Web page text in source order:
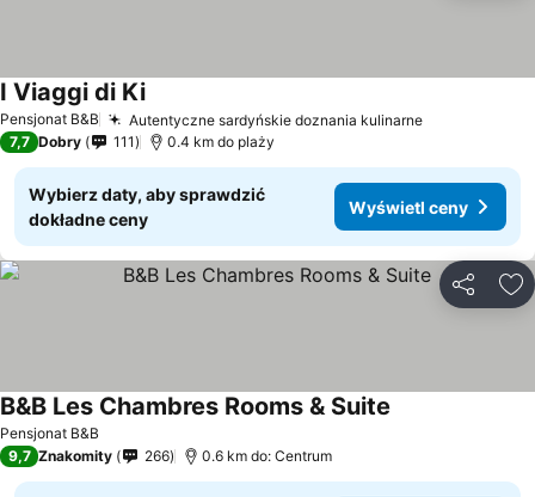
Pensjonat B&B Autentyczne sardyńskie doznania kulinarne
I Viaggi di Ki
7,7 Dobry 111 0.4 km do plaży
Wybierz daty, aby sprawdzić
dokładne ceny
Wyświetl ceny
Pensjonat B&B
B&B Les Chambres Rooms & Suite
9,7 Znakomity 266 0.6 km do: Centrum